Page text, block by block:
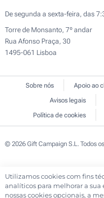
De segunda a sexta-feira, das
Torre de Monsanto, 7º andar
Rua Afonso Praça, 30
1495-061 Lisboa
Sobre nós Apoio ao
Avisos legais
Política de cookies
© 2026 Gift Campaign S.L. Todos
Utilizamos cookies com fins
analíticos para melhorar a sua
nossas cookies opcionais, a